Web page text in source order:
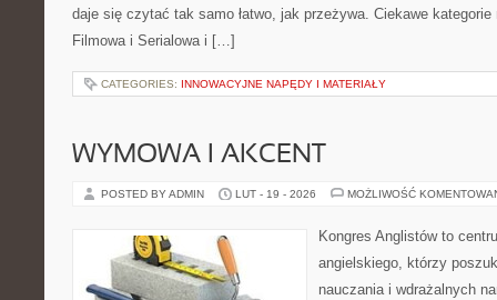
daje się czytać tak samo łatwo, jak przeżywa. Ciekawe
Filmowa i Serialowa i […]
CATEGORIES: INNOWACYJNE NAPĘDY I MATERIAŁY
WYMOWA I AKCENT
POSTED BY ADMIN LUT - 19 - 2026 MOŻLIWOŚĆ
Kongres Anglistów to
angielskiego, którzy
nauczania i wdrażalnych